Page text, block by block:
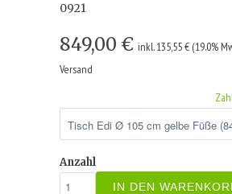
0921
849,00 € inkl. 135,55 € (19.0%
Versand
Anzahl
IN DEN